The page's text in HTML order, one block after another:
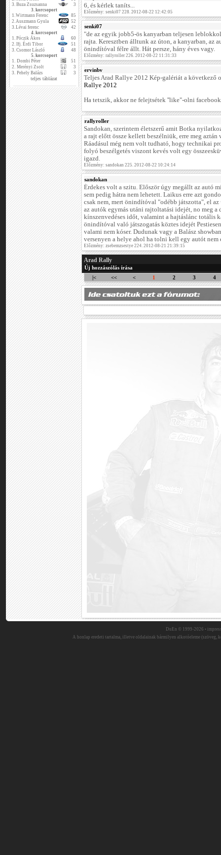
3. Buza Zsuzsanna
3
3. korcsoport
1.Wirtmann Ferenc
85
2.Auszmann Gyula
52
3.Lévai ferenc
42
4. korcsoport
1. Póczik Ákos
60
2. Ifj. Érdi Tibor
51
3. Csomor László
48
5. korcsoport
1. Dombi Péter
51
2. Merényi Zsolt
3
3. Pehely Balázs 3
teljes táblázat
6, és kérlek taníts...
Előzmény: senki07 228. 2012-08-22 12:42:05
senki07
"de az egyik jobb5-ös kanyarban teljesen
rajta. Keresztben álltunk az úton, a kanyarban, az
önindítóval félre állt. Hát persze, hány éves vagy.
Előzmény: rallyroller 226. 2012-08-22 11:31:33
ervinbv
Teljes Arad Rallye 2012 Kép-galériát a
Rallye 2012
Ha tetszik, akkor ne felejtsétek ''like"-olni
rallyroller
Sandokan, szerintem életszerű amit Botka
a rajt előtt össze kellett beszélniük, erre meg
Ráadásul még nem volt tudható, hogy technikai
folyó beszélgetés viszont kevés volt egy
igazd.
Előzmény: sandokan 225. 2012-08-22 10:24:14
sandokan
Érdekes volt a szitu. Először úgy megállt az autó
sem pedig hátra nem lehetett. Laikus erre azt
csak nem, mert önindítóval "odébb játszotta", el
az autók egymás utáni rajtoltatási idejét, no meg
kínszenvedéses időt, valamint a hajtáslánc totális
önindítóval való játszogatás köztes idejét
valami nem kóser. Dudunak vagy a Balász
versenyen a helye ahol ha tolni kell egy autót
Előzmény: zsebemzsestye 224. 2012-08-21 21:39:15
Arad Rally
Új hozzászólás írása
|<
<< < 1 2 3 4
DuEn © 1999-2026 •
A honlap eredeti tartalma, illetve oldalainak bármilyen alkotóeleme (szöveg,